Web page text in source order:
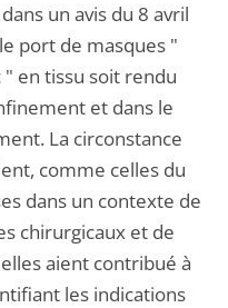
un avis du 8 avril
port de masques "
en tissu soit rendu
et dans le
La circonstance
comme celles du
dans un contexte de
chirurgicaux et de
aient contribué à
les indications